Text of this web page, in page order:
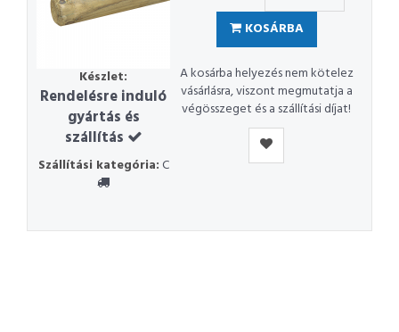
Készlet:
Rendelésre induló
gyártás és
szállítás
Szállítási kategória:C
KOSÁRBA
A kosárba helyezés nem kötelez
vásárlásra, viszont megmutatja a
végösszeget és a szállítási díjat!